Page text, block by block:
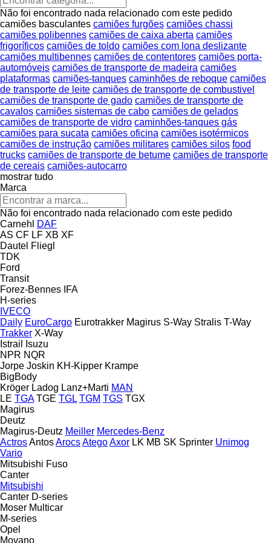
Não foi encontrado nada relacionado com este pedido
camiões basculantes camiões furgões camiões chassi
camiões polibennes camiões de caixa aberta camiões
frigoríficos camiões de toldo camiões com lona deslizante
camiões multibennes camiões de contentores camiões porta-
automóveis camiões de transporte de madeira camiões
plataformas camiões-tanques caminhões de reboque camiões
de transporte de leite camiões de transporte de combustivel
camiões de transporte de gado camiões de transporte de
cavalos camiões sistemas de cabo camiões de gelados
camiões de transporte de vidro caminhões-tanques gás
camiões para sucata camiões oficina camiões isotérmicos
camiões de instrução camiões militares camiões silos food
trucks camiões de transporte de betume camiões de transporte
de cereais camiões-autocarro
mostrar tudo
Marca
Não foi encontrado nada relacionado com este pedido
Carnehl
DAF
AS CF LF XB XF
Dautel Fliegl
TDK
Ford
Transit
Forez-Bennes IFA
H-series
IVECO
Daily EuroCargo Eurotrakker Magirus S-Way Stralis T-Way
Trakker X-Way
Istrail
Isuzu
NPR NQR
Jorpe Joskin KH-Kipper Krampe
BigBody
Kröger Ladog Lanz+Marti MAN
LE TGA TGE TGL TGM TGS TGX
Magirus
Deutz
Magirus-Deutz Meiller Mercedes-Benz
ActrosAntosArocsAtegoAxor LK MB SK Sprinter Unimog
Vario
Mitsubishi Fuso
Canter
Mitsubishi
Canter D-series
Moser Multicar
M-series
Opel
Movano